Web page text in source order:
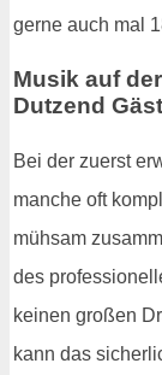
gerne auch mal
Musik auf
Dutzend
Bei der zuerst
manche oft
mühsam
des
keinen großen
kann das